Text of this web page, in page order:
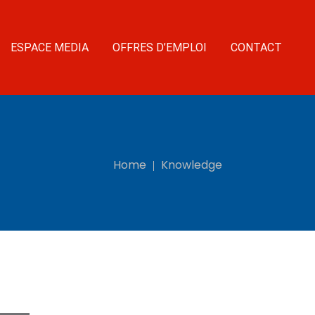
ESPACE MEDIA OFFRES D’EMPLOI CONTACT
Home Knowledge